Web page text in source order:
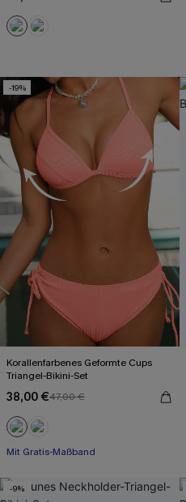
-19%
Korallenfarbenes Geformte Cups
Triangel-Bikini-Set
38,00 €47,00 €
Mit Gratis-Maßband
-9%